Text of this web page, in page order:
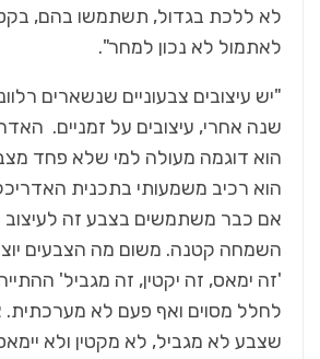
לא ללכת בגדול, תשתמשו בהם,
לאתמול לא נכון למחר".
שנה אחרי, עיצובים על זמניים.
הוא דוגמה מעולה למי שלא פחד
הוא רכיב משמעותי בתכנית
אם כבר משתמשים בצבע זה לעיצוב
השמחה קטנה. משום מה הצבעים
'זה ימאס, זה יקטין, זה מגביל'
לחלל מסוים ואף פעם לא מערכתית.
שצבע לא מגביל, לא מקטין ולא